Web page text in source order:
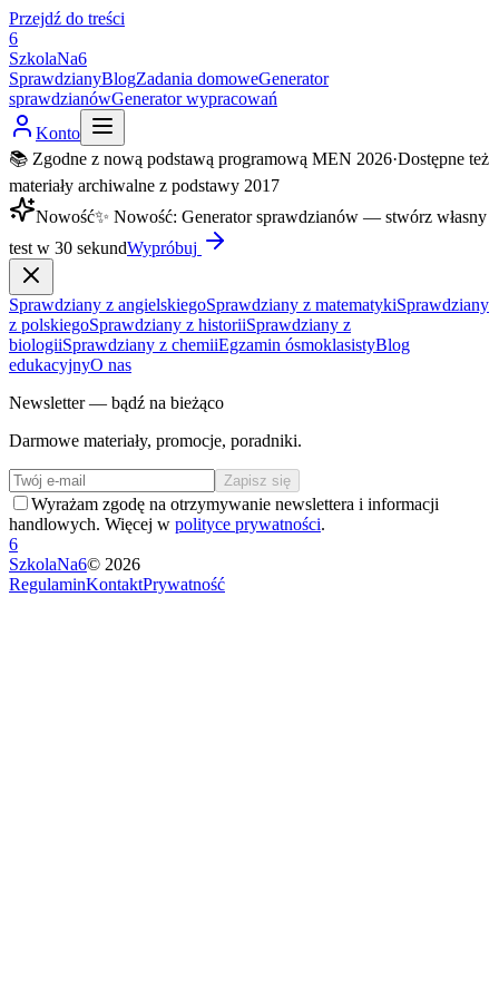
Przejdź do treści
6
SzkolaNa6
SprawdzianyBlogZadania domoweGenerator
sprawdzianówGenerator wypracowań
Konto
📚 Zgodne z nową podstawą programową MEN 2026·Dostępne też
materiały archiwalne z podstawy 2017
Nowość✨ Nowość: Generator sprawdzianów — stwórz własny
test w 30 sekundWypróbuj
Sprawdziany z angielskiegoSprawdziany z matematykiSprawdziany
z polskiegoSprawdziany z historiiSprawdziany z
biologiiSprawdziany z chemiiEgzamin ósmoklasistyBlog
edukacyjnyO nas
Newsletter — bądź na bieżąco
Darmowe materiały, promocje, poradniki.
Zapisz się
Wyrażam zgodę na otrzymywanie newslettera i informacji
handlowych. Więcej w polityce prywatności.
6
SzkolaNa6© 2026
RegulaminKontaktPrywatność